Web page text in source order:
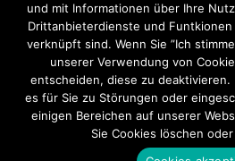
AGB und Widerruf
Impressum
Datenschutzerklärung
und mit Informationen über Ihre
Drittanbieterdienste und Funtkionen
verknüpft sind. Wenn Sie ”Ich
unserer Verwendung von
entscheiden, diese zu deaktivieren.
es für Sie zu Störungen oder
einigen Bereichen auf unserer
Sie Cookies löschen